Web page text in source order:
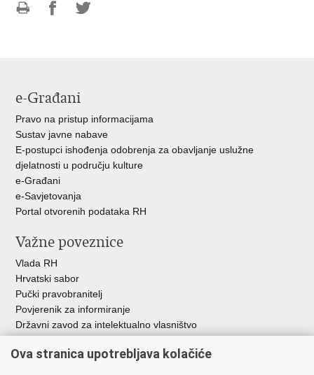
e-Građani
Pravo na pristup informacijama
Sustav javne nabave
E-postupci ishođenja odobrenja za obavljanje uslužne
djelatnosti u području kulture
e-Građani
e-Savjetovanja
Portal otvorenih podataka RH
Važne poveznice
Vlada RH
Hrvatski sabor
Pučki pravobranitelj
Povjerenik za informiranje
Državni zavod za intelektualno vlasništvo
HAKOM
Ova stranica upotrebljava kolačiće